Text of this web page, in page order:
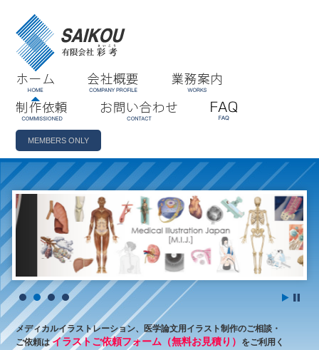
会社概要
制作依頼 お問い合わせ
MEMBERS ONLY
メディカルイラストレーション、医学論文用イラスト制作のご相談・
ご依頼はイラストご依頼フォーム（無料お見積り）
をご利用く